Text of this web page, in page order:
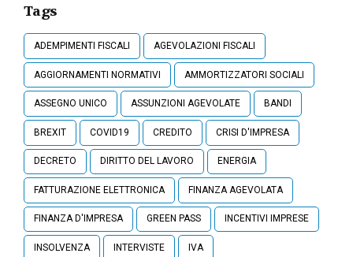
Tags
ADEMPIMENTI FISCALI AGEVOLAZIONI FISCALI
AGGIORNAMENTI NORMATIVI AMMORTIZZATORI SOCIALI
ASSEGNO UNICO ASSUNZIONI AGEVOLATE BANDI
BREXIT COVID19 CREDITO CRISI D'IMPRESA
DECRETO DIRITTO DEL LAVORO ENERGIA
FATTURAZIONE ELETTRONICA FINANZA AGEVOLATA
FINANZA D'IMPRESA GREEN PASS INCENTIVI IMPRESE
INSOLVENZA INTERVISTE IVA